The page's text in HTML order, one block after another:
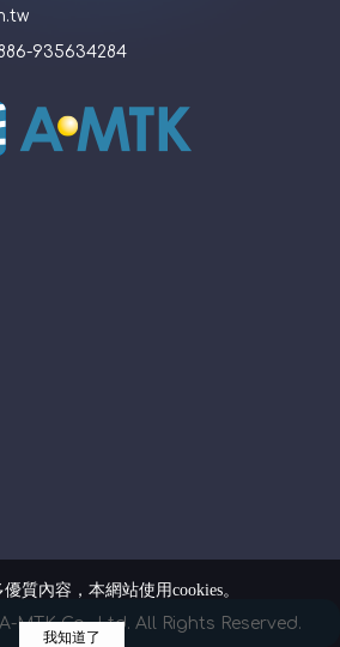
質內容，本網站使用cookies。
我知道了
935634284
MTK Co., Ltd. All Rights Reserved.